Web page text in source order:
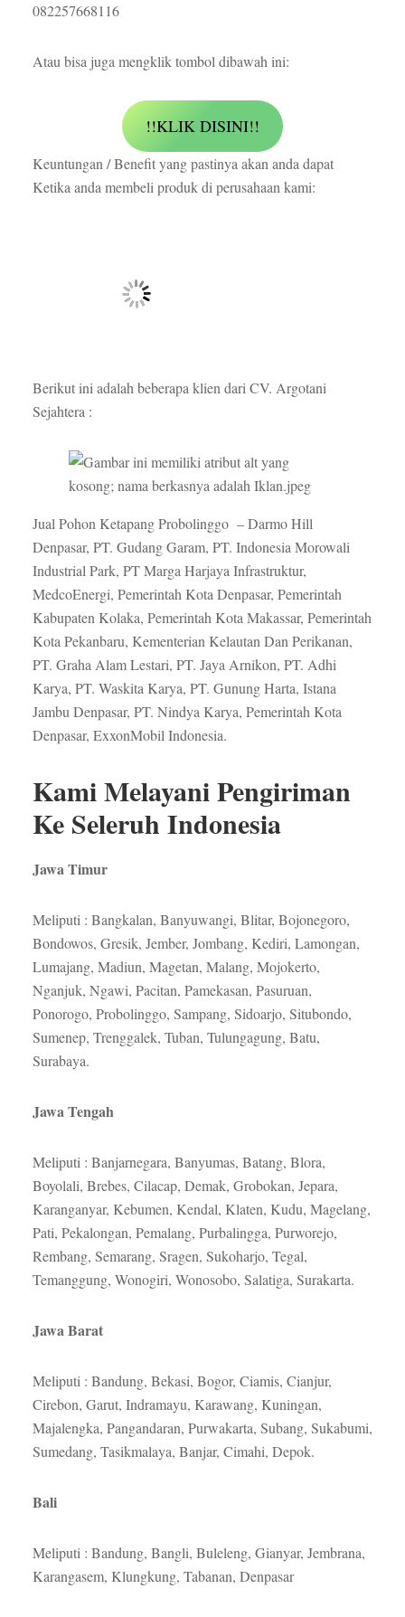
082257668116
Atau bisa juga mengklik tombol dibawah ini:
!!KLIK DISINI!!
Keuntungan / Benefit yang pastinya akan anda dapat
Ketika anda membeli produk di perusahaan kami:
Berikut ini adalah beberapa klien dari CV. Argotani
Sejahtera :
Jual Pohon Ketapang Probolinggo – Darmo Hill
Denpasar, PT. Gudang Garam, PT. Indonesia Morowali
Industrial Park, PT Marga Harjaya Infrastruktur,
MedcoEnergi, Pemerintah Kota Denpasar, Pemerintah
Kabupaten Kolaka, Pemerintah Kota Makassar, Pemerintah
Kota Pekanbaru, Kementerian Kelautan Dan Perikanan,
PT. Graha Alam Lestari, PT. Jaya Arnikon, PT. Adhi
Karya, PT. Waskita Karya, PT. Gunung Harta, Istana
Jambu Denpasar, PT. Nindya Karya, Pemerintah Kota
Denpasar, ExxonMobil Indonesia.
Kami Melayani Pengiriman
Ke Seleruh Indonesia
Jawa Timur
Meliputi : Bangkalan, Banyuwangi, Blitar, Bojonegoro,
Bondowos, Gresik, Jember, Jombang, Kediri, Lamongan,
Lumajang, Madiun, Magetan, Malang, Mojokerto,
Nganjuk, Ngawi, Pacitan, Pamekasan, Pasuruan,
Ponorogo, Probolinggo, Sampang, Sidoarjo, Situbondo,
Sumenep, Trenggalek, Tuban, Tulungagung, Batu,
Surabaya.
Jawa Tengah
Meliputi : Banjarnegara, Banyumas, Batang, Blora,
Boyolali, Brebes, Cilacap, Demak, Grobokan, Jepara,
Karanganyar, Kebumen, Kendal, Klaten, Kudu, Magelang,
Pati, Pekalongan, Pemalang, Purbalingga, Purworejo,
Rembang, Semarang, Sragen, Sukoharjo, Tegal,
Temanggung, Wonogiri, Wonosobo, Salatiga, Surakarta.
Jawa Barat
Meliputi : Bandung, Bekasi, Bogor, Ciamis, Cianjur,
Cirebon, Garut, Indramayu, Karawang, Kuningan,
Majalengka, Pangandaran, Purwakarta, Subang, Sukabumi,
Sumedang, Tasikmalaya, Banjar, Cimahi, Depok.
Bali
Meliputi : Bandung, Bangli, Buleleng, Gianyar, Jembrana,
Karangasem, Klungkung, Tabanan, Denpasar